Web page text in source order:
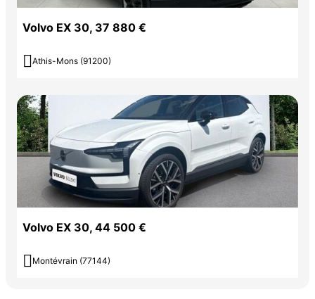
Volvo EX 30, 37 880 €
 Athis-Mons (91200)
Volvo EX 30, 44 500 €
 Montévrain (77144)